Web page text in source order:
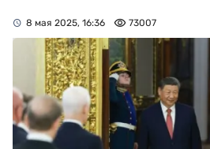
8 мая 2025, 16:36 73007